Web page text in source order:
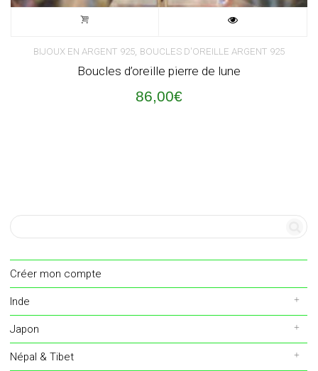
BIJOUX EN ARGENT 925, BOUCLES D'OREILLE ARGENT 925
Boucles d’oreille pierre de lune
86,00€
Créer mon compte
Inde
Japon
Népal & Tibet